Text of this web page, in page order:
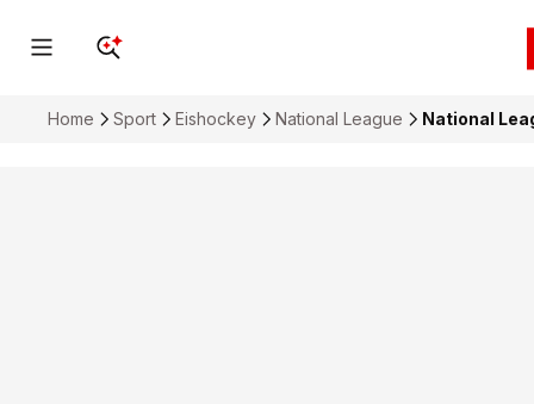
Home Sport Eishockey National League National